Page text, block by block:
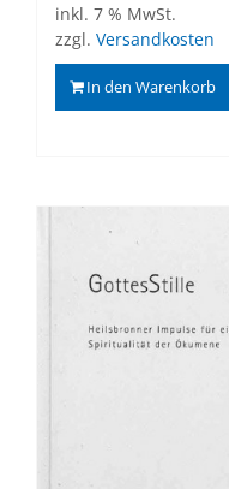
inkl. 7 % MwSt.
zzgl. Versandkosten
In den Warenkorb